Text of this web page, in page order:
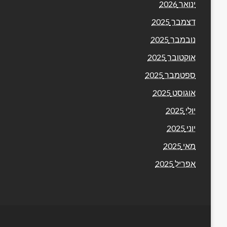
ינואר 2026
דצמבר 2025
נובמבר 2025
אוקטובר 2025
ספטמבר 2025
אוגוסט 2025
יולי 2025
יוני 2025
מאי 2025
אפריל 2025